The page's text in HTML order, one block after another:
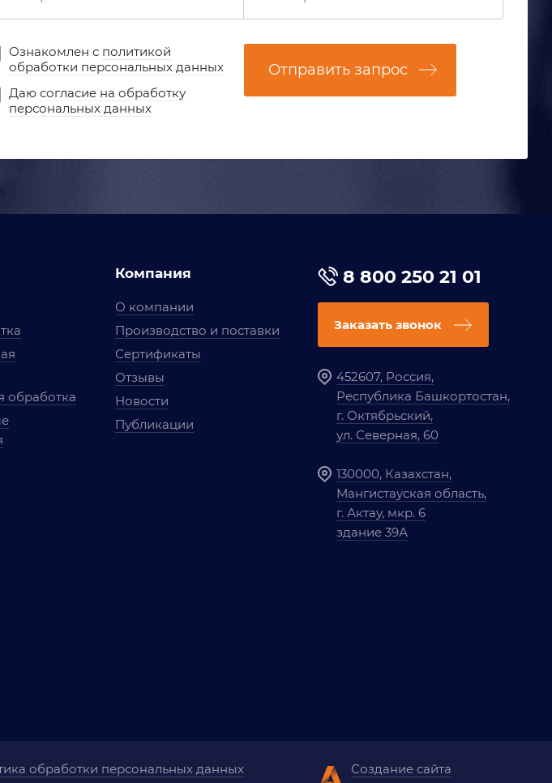
Ознакомлен с политикой
обработки персональных данных
Даю согласие на обработку
персональных данных
Отправить запрос
обработка
Компания
О компании
Производство и поставки
Сертификаты
Отзывы
Новости
Публикации
8 800 250 21 01
Заказать звонок
452607, Россия,
Республика Башкортостан,
г. Октябрьский,
ул. Северная, 60
130000, Казахстан,
Мангистауская область,
г. Актау, мкр. 6
здание 39А
обработки персональных данных
Создание сайта